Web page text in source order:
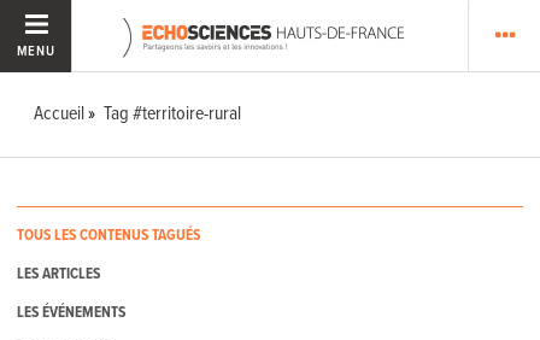
MENU
Accueil Tag #territoire-rural
TOUS LES CONTENUS TAGUÉS
LES ARTICLES
LES ÉVÉNEMENTS